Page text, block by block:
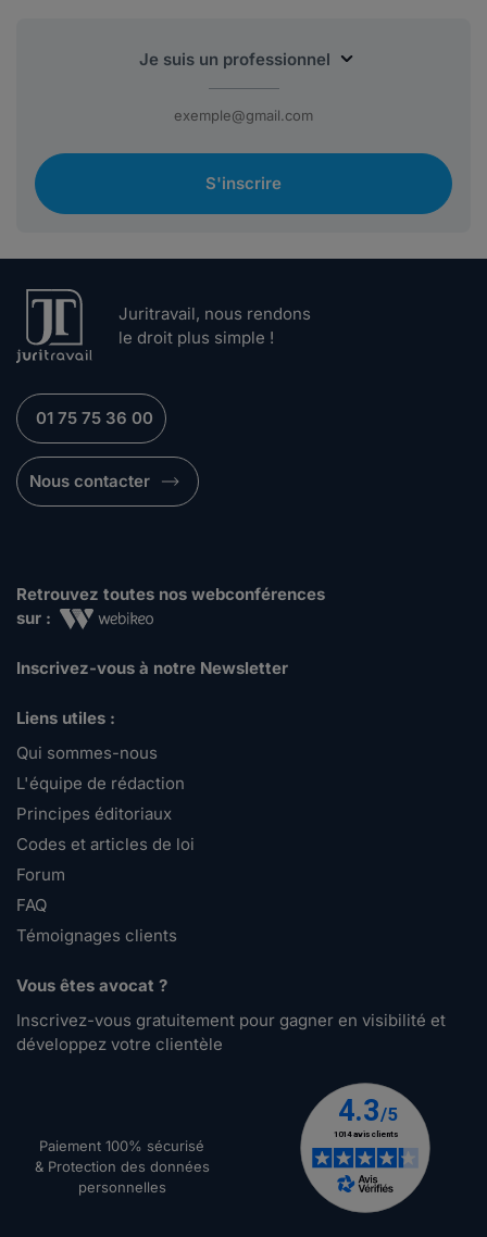
S'inscrire
Juritravail, nous rendons
le droit plus simple !
01 75 75 36 00
Nous contacter
Retrouvez toutes nos webconférences
sur :
Inscrivez-vous à notre Newsletter
Liens utiles :
Qui sommes-nous
L'équipe de rédaction
Principes éditoriaux
Codes et articles de loi
Forum
FAQ
Témoignages clients
Vous êtes avocat ?
Inscrivez-vous gratuitement pour gagner en visibilité et
développez votre clientèle
Paiement 100% sécurisé
& Protection des données
personnelles